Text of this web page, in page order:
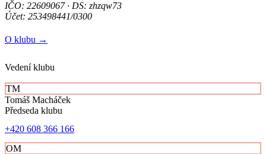
IČO: 22609067 · DS: zhzqw73
Účet: 253498441/0300
O klubu →
Vedení klubu
TM
Tomáš Macháček
Předseda klubu
+420 608 366 166
OM